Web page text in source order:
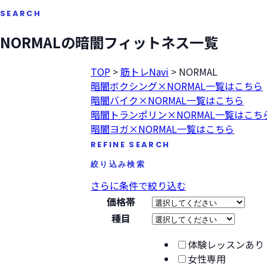
SEARCH
NORMALの暗闇フィットネス一覧
TOP >筋トレNavi > NORMAL
暗闇ボクシング×NORMAL一覧はこちら
暗闇バイク×NORMAL一覧はこちら
暗闇トランポリン×NORMAL一覧はこち
暗闇ヨガ×NORMAL一覧はこちら
REFINE SEARCH
絞り込み検索
さらに条件で絞り込む
価格帯
種目
体験レッスンあり
女性専用